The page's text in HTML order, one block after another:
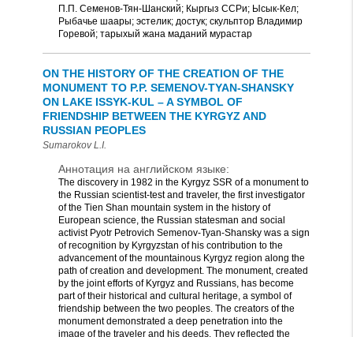
П.П. Семенов-Тян-Шанский; Кыргыз ССРи; Ысык-Кел;
Рыбачье шаары; эстелик; достук; скульптор Владимир
Горевой; тарыхый жана маданий мурастар
ON THE HISTORY OF THE CREATION OF THE
MONUMENT TO P.P. SEMENOV-TYAN-SHANSKY
ON LAKE ISSYK-KUL – A SYMBOL OF
FRIENDSHIP BETWEEN THE KYRGYZ AND
RUSSIAN PEOPLES
Sumarokov L.I.
Аннотация на английском языке:
The discovery in 1982 in the Kyrgyz SSR of a monument to
the Russian scientist-test and traveler, the first investigator
of the Tien Shan mountain system in the history of
European science, the Russian statesman and social
activist Pyotr Petrovich Semenov-Tyan-Shansky was a sign
of recognition by Kyrgyzstan of his contribution to the
advancement of the mountainous Kyrgyz region along the
path of creation and development. The monument, created
by the joint efforts of Kyrgyz and Russians, has become
part of their historical and cultural heritage, a symbol of
friendship between the two peoples. The creators of the
monument demonstrated a deep penetration into the
image of the traveler and his deeds. They reflected the